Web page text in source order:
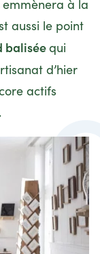
emmènera à la
aussi le point
baliséequi
d’hier
actifs